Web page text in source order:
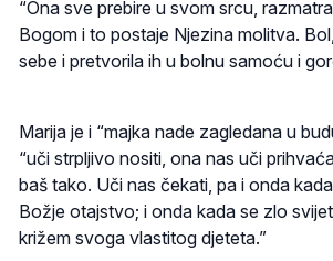
“Ona sve prebire u svom srcu,
Bogom i to postaje Njezina molitva.
sebe i pretvorila ih u bolnu samoću i
Marija je i “majka nade zagledana u
“uči strpljivo nositi, ona nas uči
baš tako. Uči nas čekati, pa i onda
Božje otajstvo; i onda kada se zlo
križem svoga vlastitog djeteta.”